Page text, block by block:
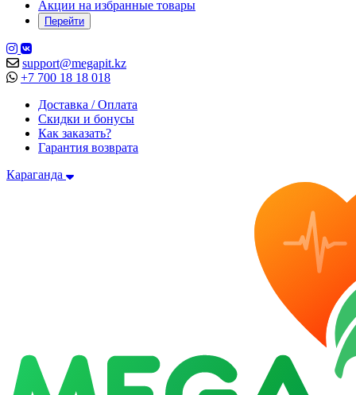
Акции на избранные товары
Перейти
support@megapit.kz
+7 700 18 18 018
Доставка / Оплата
Скидки и бонусы
Как заказать?
Гарантия возврата
Караганда